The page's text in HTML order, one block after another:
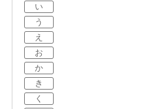
い
う
え
お
か
き
く